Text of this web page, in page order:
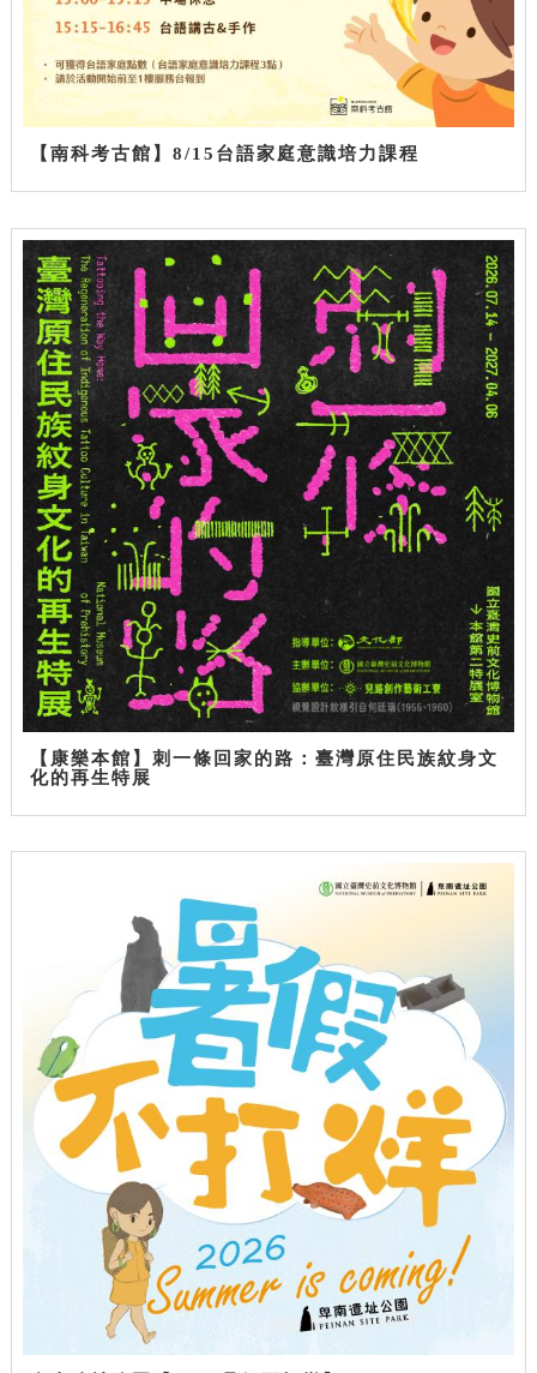
【南科考古館】8/15台語家庭意識培力課程
【康樂本館】刺一條回家的路：臺灣原住民族紋身文
化的再生特展